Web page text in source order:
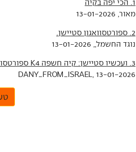
1. הכי יפה בקיה
מאור, 13-01-2026
2. ספורטסוואגון סטיישן.
נוגד החשמל,, 13-01-2026
3. ועכשיו סטיישן: קיה חשפה K4 ספורטסוואגון
DANY_FROM_ISRAEL, 13-01-2026